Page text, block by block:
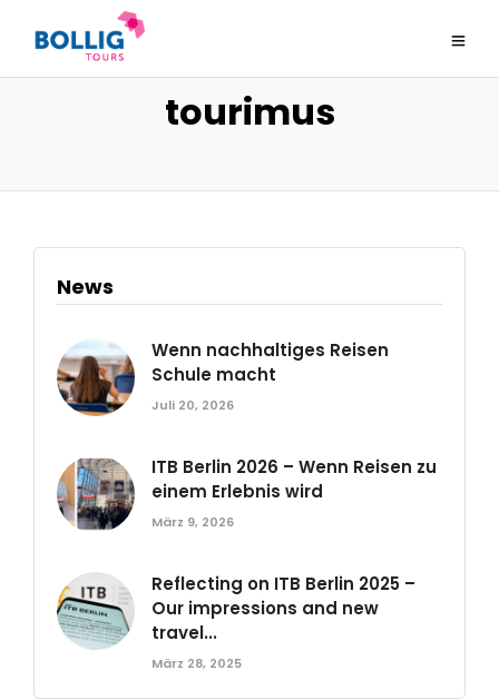
tourimus
News
Wenn nachhaltiges Reisen
Schule macht
Juli 20, 2026
ITB Berlin 2026 – Wenn Reisen zu
einem Erlebnis wird
März 9, 2026
Reflecting on ITB Berlin 2025 –
Our impressions and new
travel...
März 28, 2025